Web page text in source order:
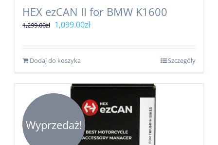
HEX ezCAN II for BMW K1600
1,299.00zł Pierwotna
1,299.00zł.
1,099.00złAktualna
Dodaj do koszyka Szczegóły
Wyprzedaż!